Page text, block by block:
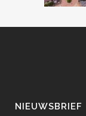
NIEUWSBRIEF